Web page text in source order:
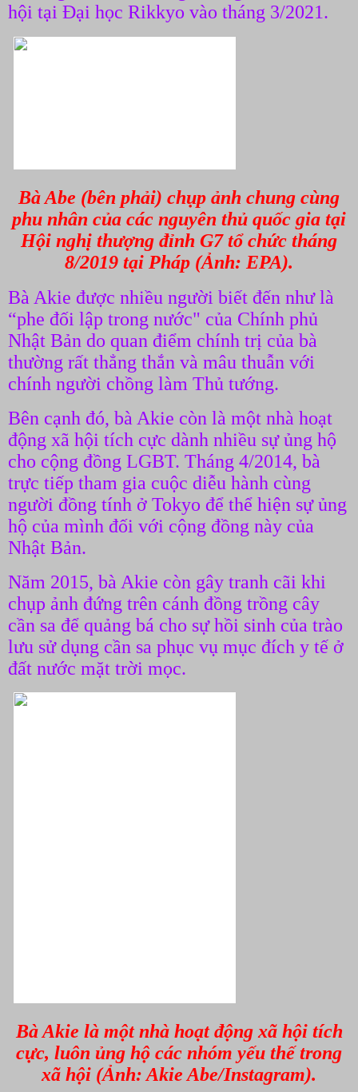
hội tại Đại học Rikkyo vào tháng 3/2021.
Bà Abe (bên phải) chụp ảnh chung cùng
phu nhân của các nguyên thủ quốc gia tại
Hội nghị thượng đỉnh G7 tổ chức tháng
8/2019 tại Pháp (Ảnh: EPA).
Bà Akie được nhiều người biết đến như là
“phe đối lập trong nước" của Chính phủ
Nhật Bản do quan điểm chính trị của bà
thường rất thẳng thắn và mâu thuẫn với
chính người chồng làm Thủ tướng.
Bên cạnh đó, bà Akie còn là một nhà hoạt
động xã hội tích cực dành nhiều sự ủng hộ
cho cộng đồng LGBT. Tháng 4/2014, bà
trực tiếp tham gia cuộc diễu hành cùng
người đồng tính ở Tokyo để thể hiện sự ủng
hộ của mình đối với cộng đồng này của
Nhật Bản.
Năm 2015, bà Akie còn gây tranh cãi khi
chụp ảnh đứng trên cánh đồng trồng cây
cần sa để quảng bá cho sự hồi sinh của trào
lưu sử dụng cần sa phục vụ mục đích y tế ở
đất nước mặt trời mọc.
Bà Akie là một nhà hoạt động xã hội tích
cực, luôn ủng hộ các nhóm yếu thế trong
xã hội (Ảnh: Akie Abe/Instagram).